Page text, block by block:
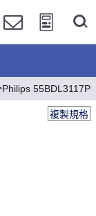
Philips 55BDL3117P
複製規格